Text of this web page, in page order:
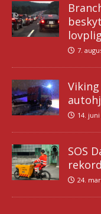
7.
14. juni
SOS
24.